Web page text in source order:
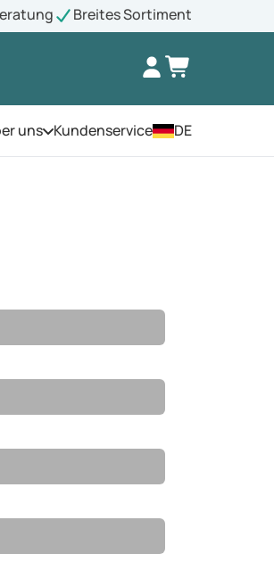
Breites Sortiment
unsÖffnen Sie das Menü
Kundenservice DE